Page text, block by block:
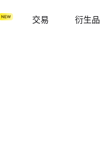
交易 衍生品